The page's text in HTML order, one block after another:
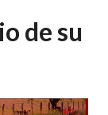
de su